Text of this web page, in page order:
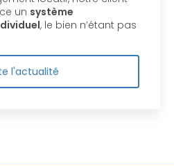
un système
, le bien n’étant pas
l'actualité